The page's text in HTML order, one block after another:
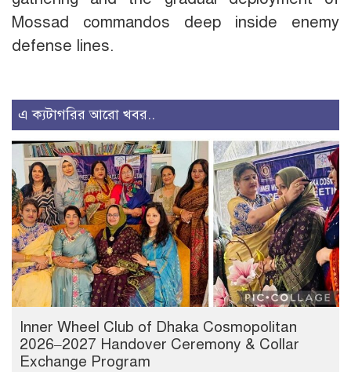
Mossad commandos deep inside enemy
defense lines.
এ ক্যটাগরির আরো খবর..
Inner Wheel Club of Dhaka Cosmopolitan
2026–2027 Handover Ceremony & Collar
Exchange Program